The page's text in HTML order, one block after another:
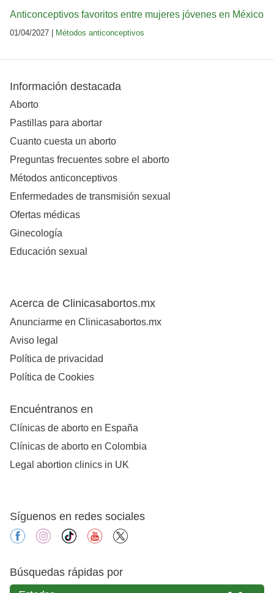
Anticonceptivos favoritos entre mujeres jóvenes en México
01/04/2027 | Métodos anticonceptivos
Información destacada
Aborto
Pastillas para abortar
Cuanto cuesta un aborto
Preguntas frecuentes sobre el aborto
Métodos anticonceptivos
Enfermedades de transmisión sexual
Ofertas médicas
Ginecología
Educación sexual
Acerca de Clinicasabortos.mx
Anunciarme en Clinicasabortos.mx
Aviso legal
Política de privacidad
Política de Cookies
Encuéntranos en
Clínicas de aborto en España
Clínicas de aborto en Colombia
Legal abortion clinics in UK
Síguenos en redes sociales
facebookinstagram
tiktok youtube
Búsquedas rápidas por